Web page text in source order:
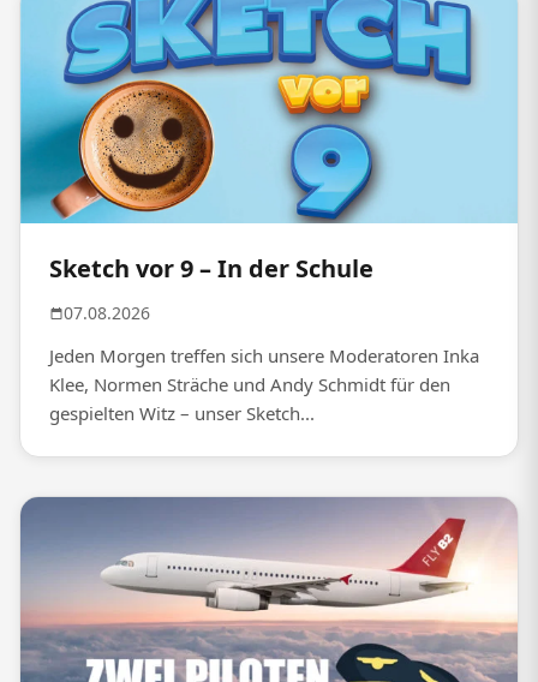
Sketch vor 9 – In der Schule
07.08.2026
Jeden Morgen treffen sich unsere Moderatoren Inka
Klee, Normen Sträche und Andy Schmidt für den
gespielten Witz – unser Sketch...